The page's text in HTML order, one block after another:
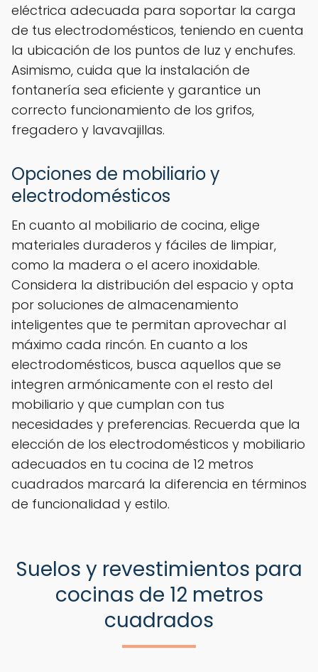
eléctrica adecuada para soportar la carga
de tus electrodomésticos, teniendo en cuenta
la ubicación de los puntos de luz y enchufes.
Asimismo, cuida que la instalación de
fontanería sea eficiente y garantice un
correcto funcionamiento de los grifos,
fregadero y lavavajillas.
Opciones de mobiliario y
electrodomésticos
En cuanto al mobiliario de cocina, elige
materiales duraderos y fáciles de limpiar,
como la madera o el acero inoxidable.
Considera la distribución del espacio y opta
por soluciones de almacenamiento
inteligentes que te permitan aprovechar al
máximo cada rincón. En cuanto a los
electrodomésticos, busca aquellos que se
integren armónicamente con el resto del
mobiliario y que cumplan con tus
necesidades y preferencias. Recuerda que la
elección de los electrodomésticos y mobiliario
adecuados en tu cocina de 12 metros
cuadrados marcará la diferencia en términos
de funcionalidad y estilo.
Suelos y revestimientos para
cocinas de 12 metros
cuadrados